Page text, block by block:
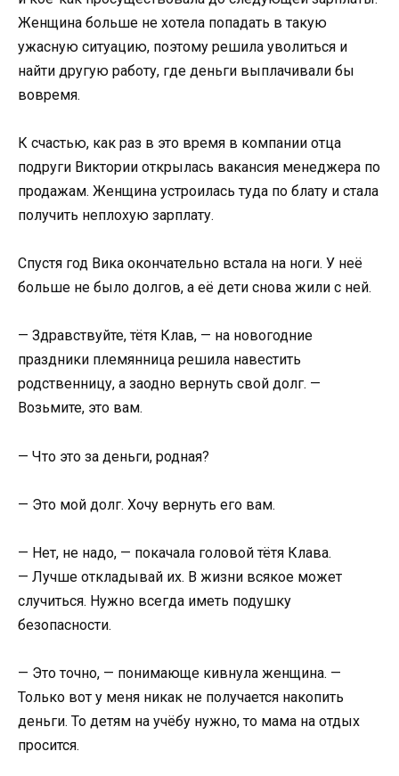
Женщина больше не хотела попадать в такую
ужасную ситуацию, поэтому решила уволиться и
найти другую работу, где деньги выплачивали бы
вовремя.
К счастью, как раз в это время в компании отца
подруги Виктории открылась вакансия менеджера по
продажам. Женщина устроилась туда по блату и стала
получить неплохую зарплату.
Спустя год Вика окончательно встала на ноги. У неё
больше не было долгов, а её дети снова жили с ней.
— Здравствуйте, тётя Клав, — на новогодние
праздники племянница решила навестить
родственницу, а заодно вернуть свой долг. —
Возьмите, это вам.
— Что это за деньги, родная?
— Это мой долг. Хочу вернуть его вам.
— Нет, не надо, — покачала головой тётя Клава.
— Лучше откладывай их. В жизни всякое может
случиться. Нужно всегда иметь подушку
безопасности.
— Это точно, — понимающе кивнула женщина. —
Только вот у меня никак не получается накопить
деньги. То детям на учёбу нужно, то мама на отдых
просится.